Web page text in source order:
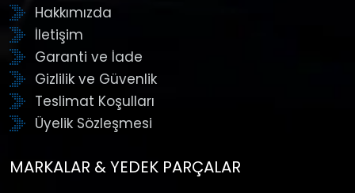
Hakkımızda
İletişim
Garanti ve İade
Gizlilik ve Güvenlik
Teslimat Koşulları
Üyelik Sözleşmesi
MARKALAR & YEDEK PARÇALAR